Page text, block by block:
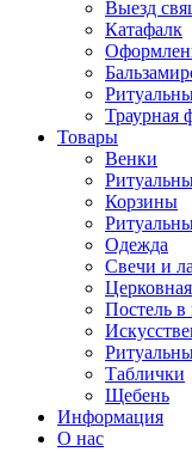
Выезд
Катафалк
Траурная
Товары
Венки
Корзины
Одежда
Свечи и
Постель в
Таблички
Щебень
Информация
О нас